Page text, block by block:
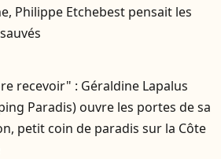
Philippe Etchebest pensait les
recevoir" : Géraldine Lapalus
Paradis) ouvre les portes de sa
petit coin de paradis sur la Côte